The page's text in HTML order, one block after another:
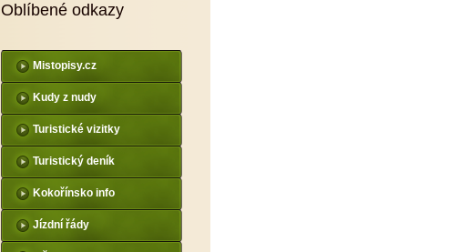
Oblíbené odkazy
Mistopisy.cz
Kudy z nudy
Turistické vizitky
Turistický deník
Kokořínsko info
Jízdní řády